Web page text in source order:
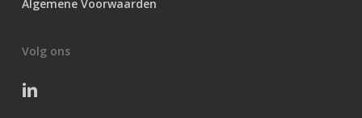
Algemene Voorwaarden
Volg ons